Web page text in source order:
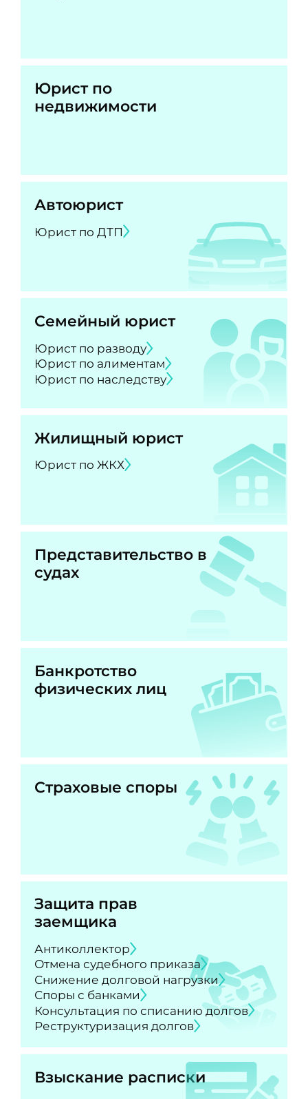
Юрист по
недвижимости
Автоюрист
Юрист по ДТП
Семейный юрист
Юрист по разводу
Юрист по алиментам
Юрист по наследству
Жилищный юрист
Юрист по ЖКХ
Представительство в
судах
Банкротство
физических лиц
Страховые споры
Защита прав
заемщика
Антиколлектор
Отмена судебного приказа
Снижение долговой нагрузки
Споры с банками
Консультация по списанию долгов
Реструктуризация долгов
Взыскание расписки